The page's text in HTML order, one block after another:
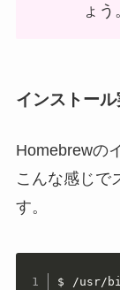
ょう
インストール
Homebrewの
こんな感じで
す。
$ /usr/